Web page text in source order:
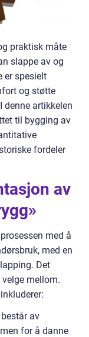
praktisk måte
slappe av og
er spesielt
og støtte
denne artikkelen
til bygging av
fordeler
av
med å
med en
Det
mellom.
av
for å danne